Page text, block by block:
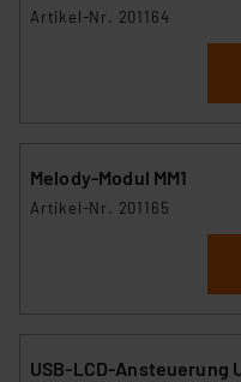
Artikel-Nr. 201164
Melody-Modul MM1
Artikel-Nr. 201165
USB-LCD-Ansteuerung